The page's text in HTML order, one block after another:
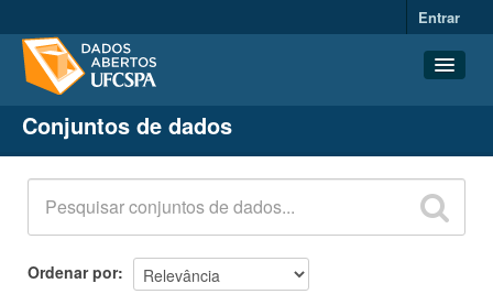
Entrar
Conjuntos de dados
Organizações
Grupos
Sobre
Conjuntos de dados
Ordenar por